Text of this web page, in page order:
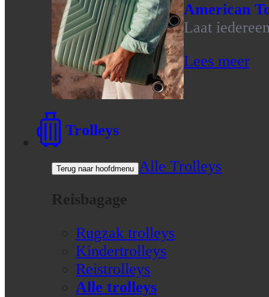
American
Laat
Lees meer
Trolleys
Terug naar hoofdmenu Alle Trolleys
Reisbagage
Rugzak trolleys
Kindertrolleys
Reistrolleys
Alle trolleys